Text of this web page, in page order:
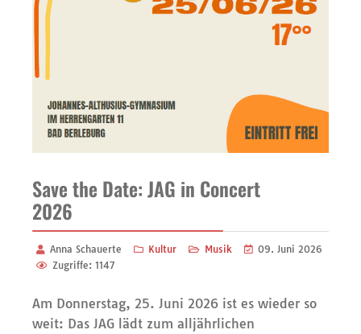
Save the Date: JAG in Concert
2026
Anna Schauerte Kultur Musik
09. Juni 2026
Zugriffe: 1147
Am Donnerstag, 25. Juni 2026 ist es wieder so
weit: Das JAG lädt zum alljährlichen